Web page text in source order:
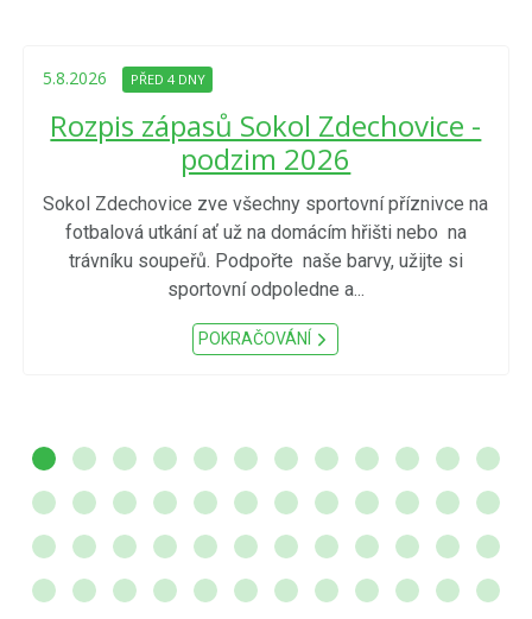
5.8.2026 PŘED 4 DNY
Rozpis zápasů Sokol Zdechovice -
podzim 2026
Sokol Zdechovice zve všechny sportovní příznivce na
fotbalová utkání ať už na domácím hřišti nebo na
trávníku soupeřů. Podpořte naše barvy, užijte si
sportovní odpoledne a...
POKRAČOVÁNÍ